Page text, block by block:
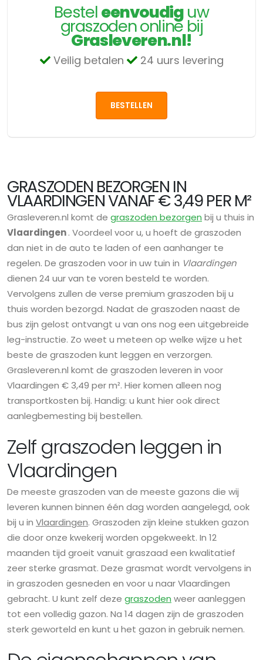
Besteleenvoudiguw
graszoden online bij
Grasleveren.nl!
Veilig betalen 24 uurs levering
BESTELLEN
GRASZODEN BEZORGEN IN
VLAARDINGEN VANAF € 3,49 PER M²
Grasleveren.nl komt de graszoden bezorgen bij u thuis in
Vlaardingen. Voordeel voor u, u hoeft de graszoden
dan niet in de auto te laden of een aanhanger te
regelen. De graszoden voor in uw tuin in Vlaardingen
dienen 24 uur van te voren besteld te worden.
Vervolgens zullen de verse premium graszoden bij u
thuis worden bezorgd. Nadat de graszoden naast de
bus zijn gelost ontvangt u van ons nog een uitgebreide
leg-instructie. Zo weet u meteen op welke wijze u het
beste de graszoden kunt leggen en verzorgen.
Grasleveren.nl komt de graszoden leveren in voor
Vlaardingen € 3,49 per m². Hier komen alleen nog
transportkosten bij. Handig: u kunt hier ook direct
aanlegbemesting bij bestellen.
Zelf graszoden leggen in
Vlaardingen
De meeste graszoden van de meeste gazons die wij
leveren kunnen binnen één dag worden aangelegd, ook
bij u in Vlaardingen. Graszoden zijn kleine stukken gazon
die door onze kwekerij worden opgekweekt. In 12
maanden tijd groeit vanuit graszaad een kwalitatief
zeer sterke grasmat. Deze grasmat wordt vervolgens in
in graszoden gesneden en voor u naar Vlaardingen
gebracht. U kunt zelf deze graszoden weer aanleggen
tot een volledig gazon. Na 14 dagen zijn de graszoden
sterk geworteld en kunt u het gazon in gebruik nemen.